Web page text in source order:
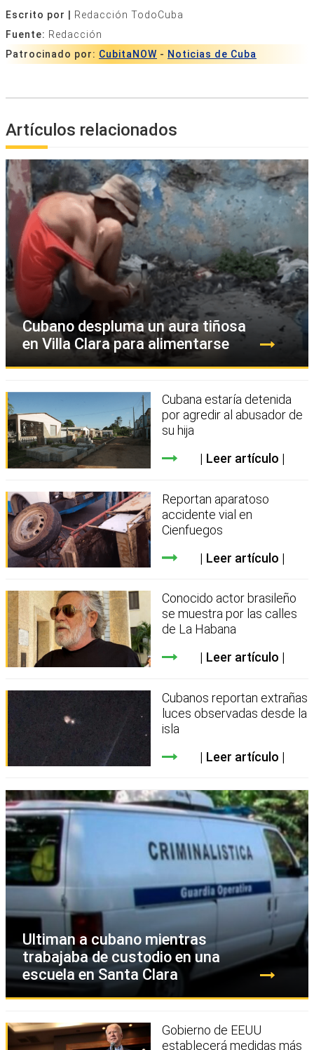
Escrito por |
Redacción TodoCuba
Fuente: Redacción
Patrocinado por: CubitaNOW - Noticias de Cuba
Artículos relacionados
Cubano despluma un aura tiñosa
en Villa Clara para alimentarse
Cubana estaría detenida
por agredir al abusador de
su hija
Leer artículo
Reportan aparatoso
accidente vial en
Cienfuegos
Leer artículo
Conocido actor brasileño
se muestra por las calles
de La Habana
Leer artículo
Cubanos reportan extrañas
luces observadas desde la
isla
Leer artículo
Ultiman a cubano mientras
trabajaba de custodio en una
escuela en Santa Clara
Gobierno de EEUU
establecerá medidas más